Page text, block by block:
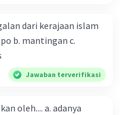
dari kerajaan islam
Jawaban terverifikasi
oleh.... a. adanya